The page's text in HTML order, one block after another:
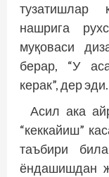
тузатишлар
нашрига
муқоваси
берар, “У
керак”, дер эди.
Асил ака
“кеккайиш”
таъбири
ёндашишдан